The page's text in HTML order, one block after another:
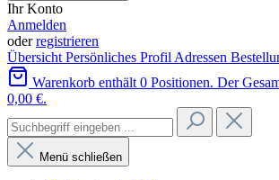
Ihr Konto
Anmelden
oderregistrieren
Übersicht Persönliches Profil Adressen
Warenkorb enthält 0 Positionen. Der
0,00 €.
Menü schließen